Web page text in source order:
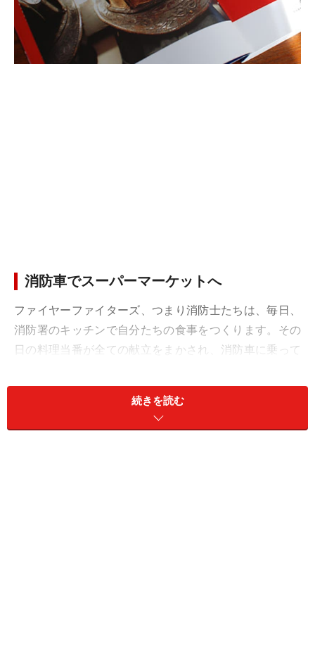
消防車でスーパーマーケットへ
ファイヤーファイターズ、つまり消防士たちは、毎日、
消防署のキッチンで自分たちの食事をつくります。その
日の料理当番が全ての献立をまかされ、消防車に乗って
す。
支払いは自分たちのお金で、1人あたり1日10ドル。当番
はこの予算内におさまるように、完璧なランチと夕食を
続きを読む